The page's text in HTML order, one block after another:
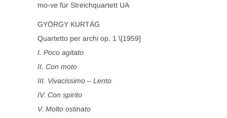
mo-ve für Streichquartett UA
GYÖRGY KURTÁG
Quartetto per archi op. 1 \[1959]
I. Poco agitato
II. Con moto
III. Vivacissimo – Lento
IV. Con spirito
V. Molto ostinato